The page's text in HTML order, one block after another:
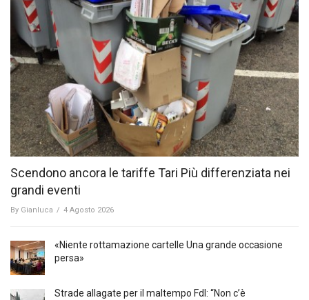
Scendono ancora le tariffe Tari Più differenziata nei
grandi eventi
By Gianluca / 4 Agosto 2026
«Niente rottamazione cartelle Una grande occasione
persa»
Strade allagate per il maltempo FdI: “Non c’è